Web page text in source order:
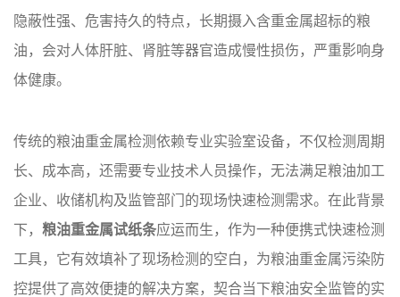
隐蔽性强、危害持久的特点，长期摄入含重金属超标的粮
油，会对人体肝脏、肾脏等器官造成慢性损伤，严重影响身
体健康。
传统的粮油重金属检测依赖专业实验室设备，不仅检测周期
长、成本高，还需要专业技术人员操作，无法满足粮油加工
企业、收储机构及监管部门的现场快速检测需求。在此背景
下， 粮油重金属试纸条应运而生，作为一种便携式快速检测
工具，它有效填补了现场检测的空白，为粮油重金属污染防
控提供了高效便捷的解决方案，契合当下粮油安全监管的实